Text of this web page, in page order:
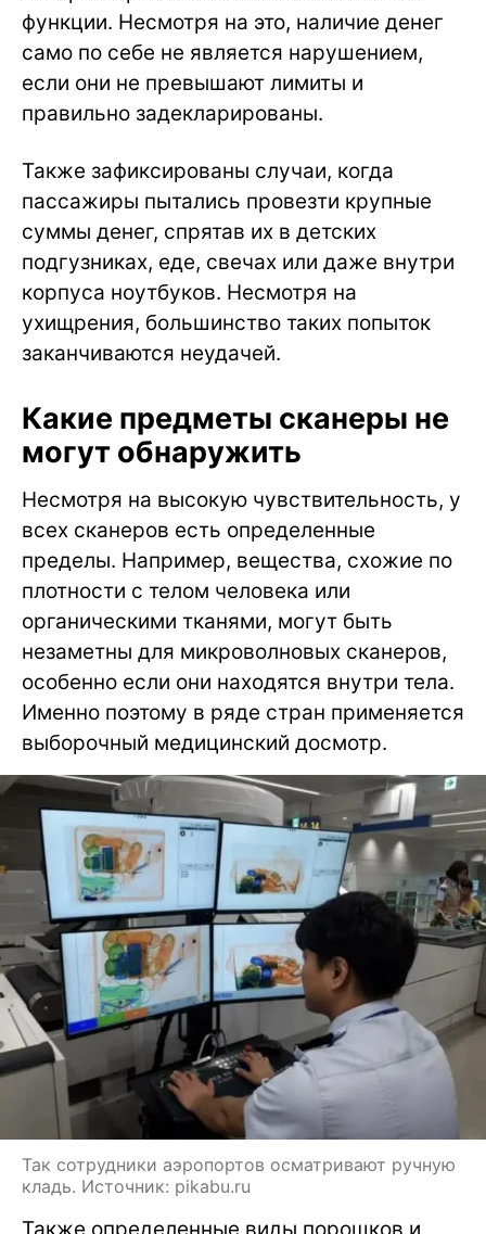
функции. Несмотря на это, наличие денег
само по себе не является нарушением,
если они не превышают лимиты и
правильно задекларированы.
Также зафиксированы случаи, когда
пассажиры пытались провезти крупные
суммы денег, спрятав их в детских
подгузниках, еде, свечах или даже внутри
корпуса ноутбуков. Несмотря на
ухищрения, большинство таких попыток
заканчиваются неудачей.
Какие предметы сканеры не
могут обнаружить
Несмотря на высокую чувствительность, у
всех сканеров есть определенные
пределы. Например, вещества, схожие по
плотности с телом человека или
органическими тканями, могут быть
незаметны для микроволновых сканеров,
особенно если они находятся внутри тела.
Именно поэтому в ряде стран применяется
выборочный медицинский досмотр.
Так сотрудники аэропортов осматривают ручную
кладь. Источник: pikabu.ru
Также определенные виды порошков и